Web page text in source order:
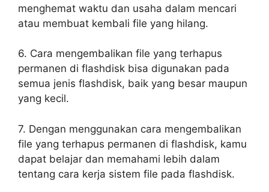
menghemat waktu dan usaha dalam mencari
atau membuat kembali file yang hilang.
6. Cara mengembalikan file yang terhapus
permanen di flashdisk bisa digunakan pada
semua jenis flashdisk, baik yang besar maupun
yang kecil.
7. Dengan menggunakan cara mengembalikan
file yang terhapus permanen di flashdisk, kamu
dapat belajar dan memahami lebih dalam
tentang cara kerja sistem file pada flashdisk.